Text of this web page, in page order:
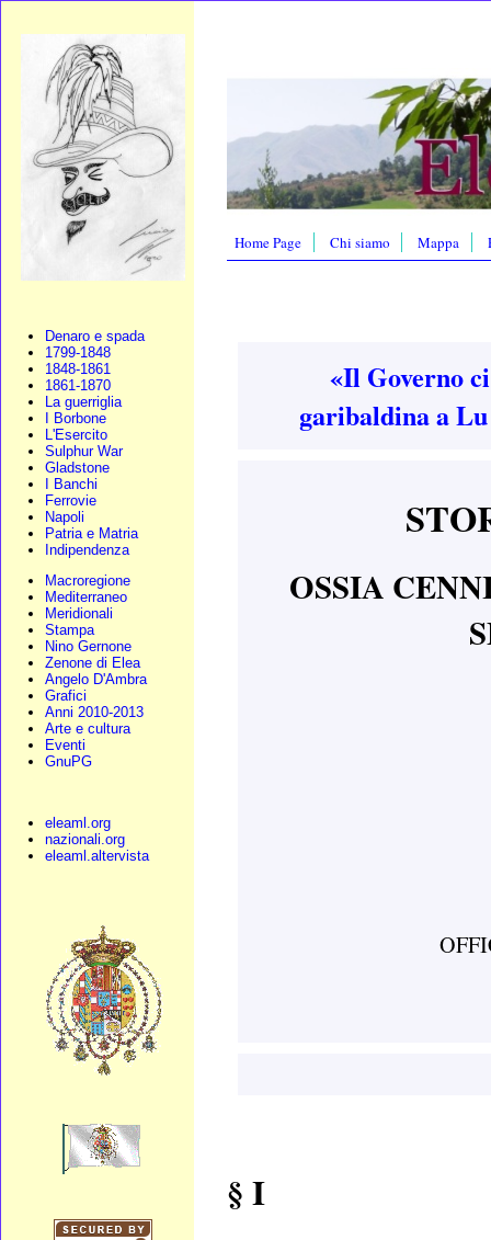
Denaro e spada
1799-1848
1848-1861
1861-1870
La guerriglia
I Borbone
L'Esercito
Sulphur War
Gladstone
I Banchi
Ferrovie
Napoli
Patria e Matria
Indipendenza
Macroregione
Mediterraneo
Meridionali
Stampa
Nino Gernone
Zenone di Elea
Angelo D'Ambra
Grafici
Anni 2010-2013
Arte e cultura
Eventi
GnuPG
eleaml.org
nazionali.org
eleaml.altervista
Home Page Chi siamo Mappa
«Il Governo
garibaldina a
OSSIA
§ I